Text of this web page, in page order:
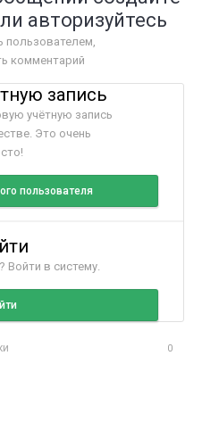
авторизуйтесь
комментарий
запись
учётную запись
Это очень
пользователя
Войти в систему.
0